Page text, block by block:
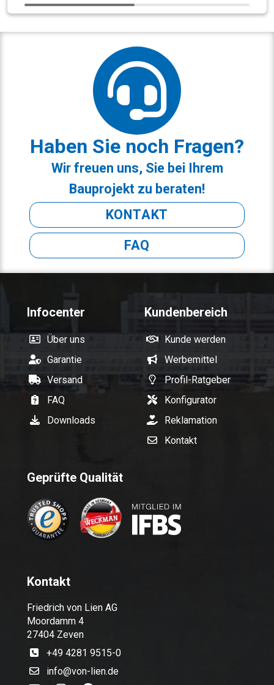
Haben Sie noch Fragen?
Wir freuen uns, Sie bei Ihrem
Bauprojekt zu beraten!
KONTAKT
FAQ
Infocenter
Über uns
Garantie
Versand
FAQ
Downloads
Kundenbereich
Kunde werden
Werbemittel
Profil-Ratgeber
Konfigurator
Reklamation
Kontakt
Geprüfte Qualität
Kontakt
Friedrich von Lien AG
Moordamm 4
27404 Zeven
+49 4281 9515-0
info@von-lien.de